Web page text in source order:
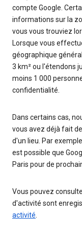
compte Google.
informations sur la
vous vous trouviez
Lorsque vous
géographique
3 km² ou l'étendons
moins 1 000
confidentialité.
Dans certains cas,
vous avez déjà fait
d'un lieu. Par
est possible que
Paris pour de
Vous pouvez
d'activité sont
activité